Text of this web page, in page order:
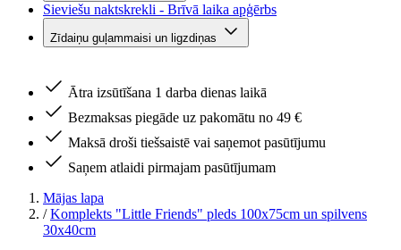
Sieviešu naktskrekli - Brīvā laika apģērbs
Zīdaiņu guļammaisi un ligzdiņas
Ātra izsūtīšana 1 darba dienas laikā
Bezmaksas piegāde uz pakomātu no 49 €
Maksā droši tiešsaistē vai saņemot pasūtījumu
Saņem atlaidi pirmajam pasūtījumam
Mājas lapa
/ Komplekts "Little Friends" pleds 100x75cm un spilvens
30x40cm